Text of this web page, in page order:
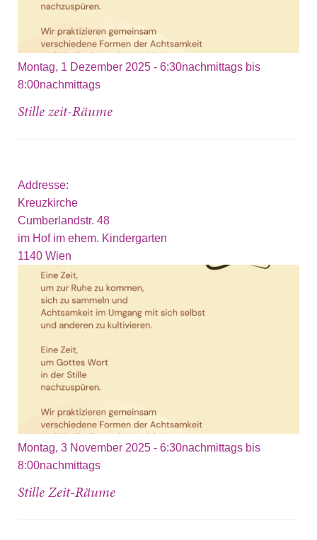
Montag, 1 Dezember 2025 - 6:30nachmittags bis
8:00nachmittags
Stille zeit-Räume
Addresse:
Kreuzkirche
Cumberlandstr. 48
im Hof im ehem. Kindergarten
1140 Wien
Montag, 3 November 2025 - 6:30nachmittags bis
8:00nachmittags
Stille Zeit-Räume